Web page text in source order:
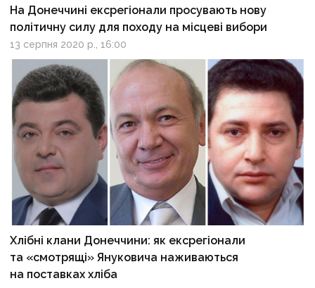
На Донеччині ексрегіонали просувають нову
політичну силу для походу на місцеві вибори
13 серпня 2020 р., 16:00
Хлібні клани Донеччини: як ексрегіонали
та «смотрящі» Януковича наживаються
на поставках хліба